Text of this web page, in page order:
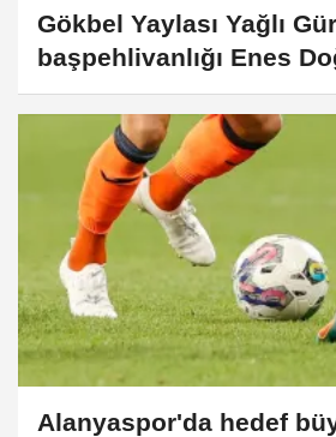
Gökbel Yaylası Yağlı
başpehlivanlığı Enes
Alanyaspor'da hedef